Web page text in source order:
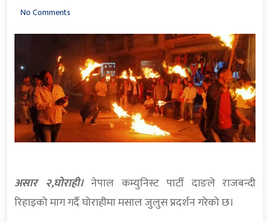
No Comments
असार २,घोराही। नेपाल कम्युनिस्ट पार्टी दाङले राजबन्दी
रिहाइको माग गर्दै घोराहीमा मसाल जुलुस प्रदर्शन गरेको छ।